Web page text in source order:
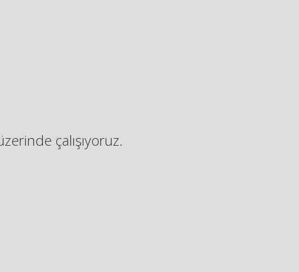
çalışıyoruz.